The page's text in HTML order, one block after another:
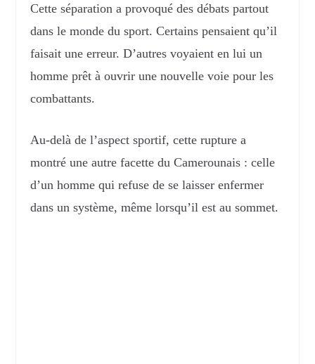
Cette séparation a provoqué des débats partout
dans le monde du sport. Certains pensaient qu’il
faisait une erreur. D’autres voyaient en lui un
homme prêt à ouvrir une nouvelle voie pour les
combattants.
Au-delà de l’aspect sportif, cette rupture a
montré une autre facette du Camerounais : celle
d’un homme qui refuse de se laisser enfermer
dans un système, même lorsqu’il est au sommet.